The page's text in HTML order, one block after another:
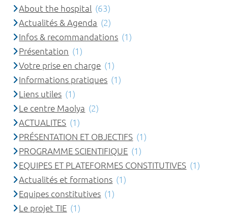
About the hospital (63)
Actualités & Agenda (2)
Infos & recommandations (1)
Présentation (1)
Votre prise en charge (1)
Informations pratiques (1)
Liens utiles (1)
Le centre Maolya (2)
ACTUALITES (1)
PRÉSENTATION ET OBJECTIFS (1)
PROGRAMME SCIENTIFIQUE (1)
EQUIPES ET PLATEFORMES CONSTITUTIVES (1)
Actualités et formations (1)
Equipes constitutives (1)
Le projet TIE (1)